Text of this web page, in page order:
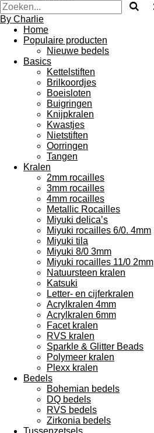
By Charlie
Home
Populaire producten
Nieuwe bedels
Basics
Kettelstiften
Brilkoordjes
Boeisloten
Buigringen
Knijpkralen
Kwastjes
Nietstiften
Oorringen
Tangen
Kralen
2mm rocailles
3mm rocailles
4mm rocailles
Metallic Rocailles
Miyuki delica’s
Miyuki rocailles 6/0. 4mm
Miyuki tila
Miyuki 8/0 3mm
Miyuki rocailles 11/0 2mm
Natuursteen kralen
Katsuki
Letter- en cijferkralen
Acrylkralen 4mm
Acrylkralen 6mm
Facet kralen
RVS kralen
Sparkle & Glitter Beads
Polymeer kralen
Plexx kralen
Bedels
Bohemian bedels
DQ bedels
RVS bedels
Zirkonia bedels
Tussenzetsels